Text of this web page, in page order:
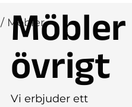
/ Möbler
Möbler
övrigt
Vi erbjuder ett